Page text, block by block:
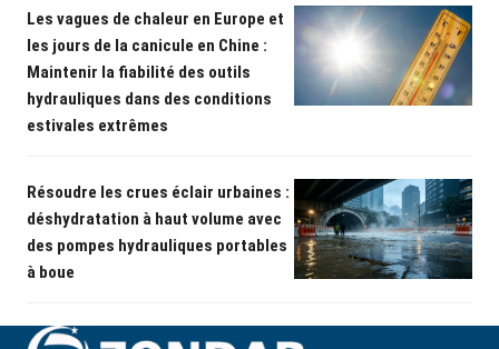
Les vagues de chaleur en Europe et
les jours de la canicule en Chine :
Maintenir la fiabilité des outils
hydrauliques dans des conditions
estivales extrêmes
Résoudre les crues éclair urbaines :
déshydratation à haut volume avec
des pompes hydrauliques portables
à boue